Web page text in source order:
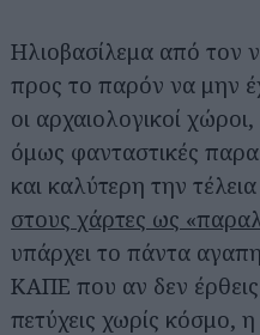
Ηλιοβασίλεμα από τον
προς το παρόν να μην
οι αρχαιολογικοί
όμως φανταστικές
και καλύτερη την
στους χάρτες ως
υπάρχει το πάντα
ΚΑΠΕ που αν δεν
πετύχεις χωρίς κόσμο,